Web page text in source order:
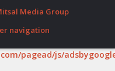
Media Group
navigation
pagead/js/